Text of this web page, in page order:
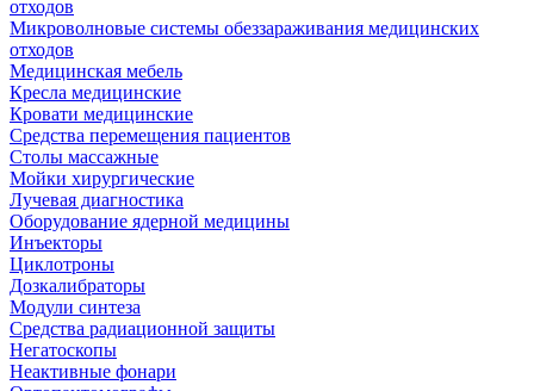
отходов
Микроволновые системы обеззараживания медицинских
отходов
Медицинская мебель
Кресла медицинские
Кровати медицинские
Средства перемещения пациентов
Столы массажные
Мойки хирургические
Лучевая диагностика
Оборудование ядерной медицины
Инъекторы
Циклотроны
Дозкалибраторы
Модули синтеза
Средства радиационной защиты
Негатоскопы
Неактивные фонари